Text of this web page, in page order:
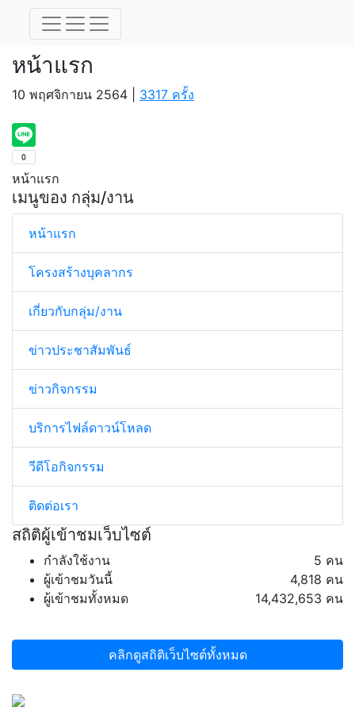
หน้าแรก
10 พฤศจิกายน 2564 | 3317 ครั้ง
หน้าแรก
เมนูของ กลุ่ม/งาน
หน้าแรก
โครงสร้างบุคลากร
เกี่ยวกับกลุ่ม/งาน
ข่าวประชาสัมพันธ์
ข่าวกิจกรรม
บริการไฟล์ดาวน์โหลด
วีดีโอกิจกรรม
ติดต่อเรา
สถิติผู้เข้าชมเว็บไซต์
กำลังใช้งาน
5 คน
ผู้เข้าชมวันนี้
4,818 คน
ผู้เข้าชมทั้งหมด
14,432,653 คน
คลิกดูสถิติเว็บไซต์ทั้งหมด